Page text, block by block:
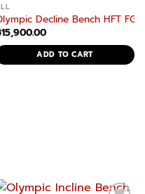
าร์เบลแบบ Decline แข็งแรง มั่น
Decline Bench HFT
15,900.00
ADD TO CART